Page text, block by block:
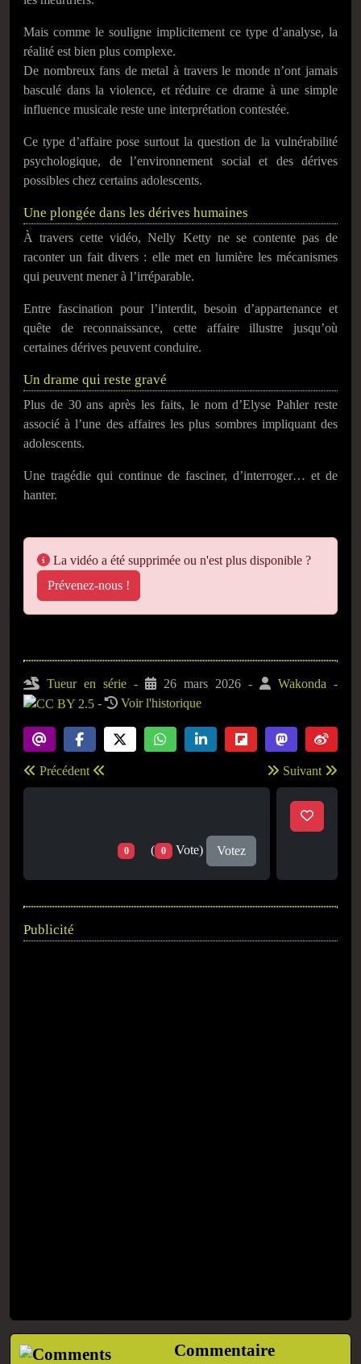
Mais comme le souligne implicitement ce type d’analyse, la
réalité est bien plus complexe.
De nombreux fans de metal à travers le monde n’ont jamais
basculé dans la violence, et réduire ce drame à une simple
influence musicale reste une interprétation contestée.
Ce type d’affaire pose surtout la question de la vulnérabilité
psychologique, de l’environnement social et des dérives
possibles chez certains adolescents.
Une plongée dans les dérives humaines
À travers cette vidéo,Nelly Kettyne se contente pas de
raconter un fait divers : elle met en lumière les mécanismes
qui peuvent mener à l’irréparable.
Entre fascination pour l’interdit, besoin d’appartenance et
quête de reconnaissance, cette affaire illustre jusqu’où
certaines dérives peuvent conduire.
Un drame qui reste gravé
Plus de 30 ans après les faits, le nom d’Elyse Pahlerreste
associé à l’une des affaires les plus sombres impliquant des
adolescents.
Une tragédie qui continue de fasciner, d’interroger… et de
hanter.
La vidéo a été supprimée ou n'est plus disponible ?
Prévenez-nous !
Tueur en série - 26 mars 2026 - Wakonda -
-
Voir l'historique
Précédent Suivant
0 ( 0 Vote) Votez
Publicité
Commentaire